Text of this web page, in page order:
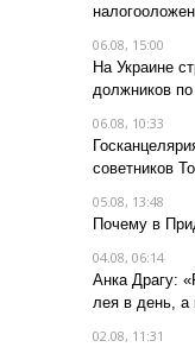
06.08, 15:00
На Украине
должников
06.08, 10:33
советников
05.08, 13:48
Почему в
04.08, 06:14
Анка Драгу:
лея в день, а
02.08, 11:31